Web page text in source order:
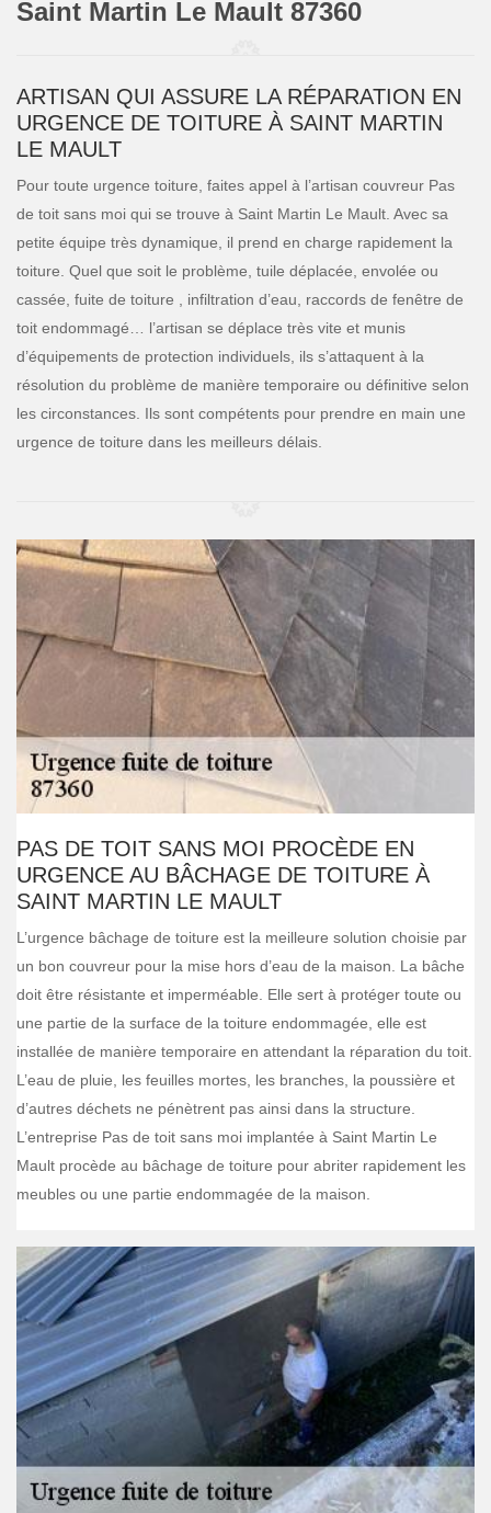
Saint Martin Le Mault 87360
ARTISAN QUI ASSURE LA RÉPARATION EN
URGENCE DE TOITURE À SAINT MARTIN
LE MAULT
Pour toute urgence toiture, faites appel à l’artisan couvreur Pas
de toit sans moi qui se trouve à Saint Martin Le Mault. Avec sa
petite équipe très dynamique, il prend en charge rapidement la
toiture. Quel que soit le problème, tuile déplacée, envolée ou
cassée, fuite de toiture , infiltration d’eau, raccords de fenêtre de
toit endommagé… l’artisan se déplace très vite et munis
d’équipements de protection individuels, ils s’attaquent à la
résolution du problème de manière temporaire ou définitive selon
les circonstances. Ils sont compétents pour prendre en main une
urgence de toiture dans les meilleurs délais.
PAS DE TOIT SANS MOI PROCÈDE EN
URGENCE AU BÂCHAGE DE TOITURE À
SAINT MARTIN LE MAULT
L’urgence bâchage de toiture est la meilleure solution choisie par
un bon couvreur pour la mise hors d’eau de la maison. La bâche
doit être résistante et imperméable. Elle sert à protéger toute ou
une partie de la surface de la toiture endommagée, elle est
installée de manière temporaire en attendant la réparation du toit.
L’eau de pluie, les feuilles mortes, les branches, la poussière et
d’autres déchets ne pénètrent pas ainsi dans la structure.
L’entreprise Pas de toit sans moi implantée à Saint Martin Le
Mault procède au bâchage de toiture pour abriter rapidement les
meubles ou une partie endommagée de la maison.